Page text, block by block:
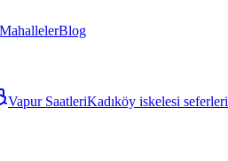
MahallelerBlog
Vapur SaatleriKadıköy iskelesi seferleri